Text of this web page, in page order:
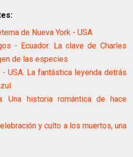
de Nueva York - USA
- Ecuador: La clave de Charles
de las especies
USA. La fantástica leyenda detrás
Una historia romántica de hace
y culto a los muertos, una